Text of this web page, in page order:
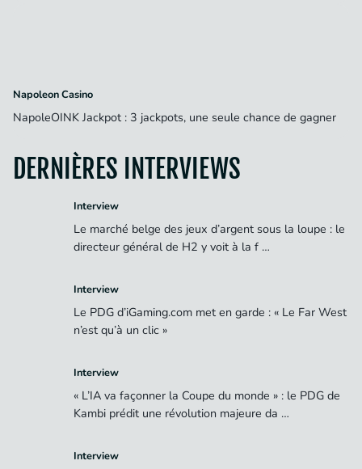
Napoleon Casino
NapoleOINK Jackpot : 3 jackpots, une seule chance de gagner
DERNIÈRES INTERVIEWS
Interview
Le marché belge des jeux d’argent sous la loupe : le
directeur général de H2 y voit à la f …
Interview
Le PDG d’iGaming.com met en garde : « Le Far West
n’est qu’à un clic »
Interview
« L’IA va façonner la Coupe du monde » : le PDG de
Kambi prédit une révolution majeure da …
Interview